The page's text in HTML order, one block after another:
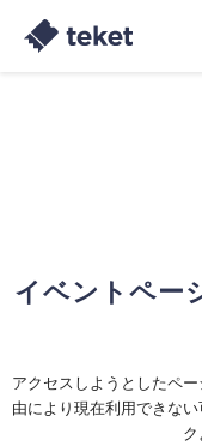
イベントペー
アクセスしようとしたペ
由により現在利用できな
ク